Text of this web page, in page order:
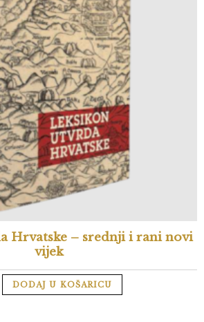
Hrvatske – srednji i rani novi
vijek
DODAJ U KOŠARICU